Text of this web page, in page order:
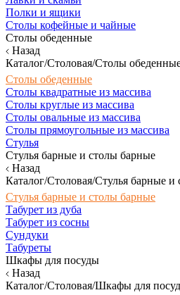
Полки и ящики
Столы кофейные и чайные
Столы обеденные
Назад
Каталог/Столовая/Столы
Столы обеденные
Столы квадратные из массива
Столы круглые из массива
Столы овальные из массива
Столы прямоугольные из массива
Стулья
Стулья барные и столы барные
Назад
Каталог/Столовая/Стулья барные и
Стулья барные и столы барные
Табурет из дуба
Табурет из сосны
Сундуки
Табуреты
Шкафы для посуды
Назад
Каталог/Столовая/Шкафы для